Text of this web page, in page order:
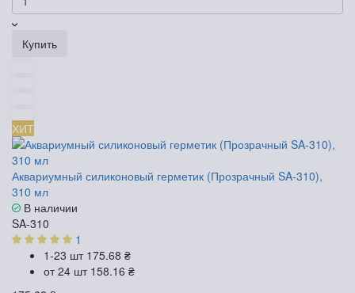
Купить
ХИТ
Аквариумный силиконовый герметик (Прозрачный SA-310),
310 мл
В наличии
SA-310
1
1-23 шт 175.68 ₴
от 24 шт 158.16 ₴